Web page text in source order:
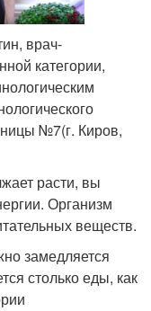
врач-
категории,
№7(г. Киров,
расти, вы
Организм
веществ.
замедляется
столько еды, как